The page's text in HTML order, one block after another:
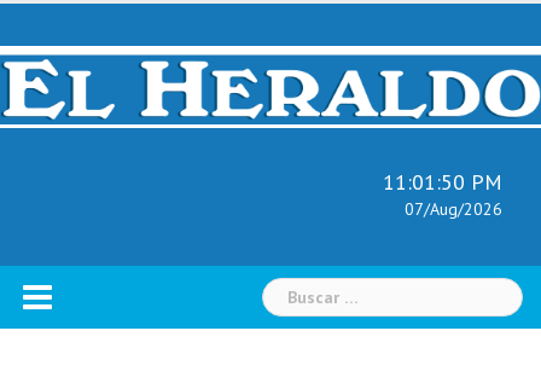
Skip
content
11:01:51 PM
07/Aug/2026
Buscar: